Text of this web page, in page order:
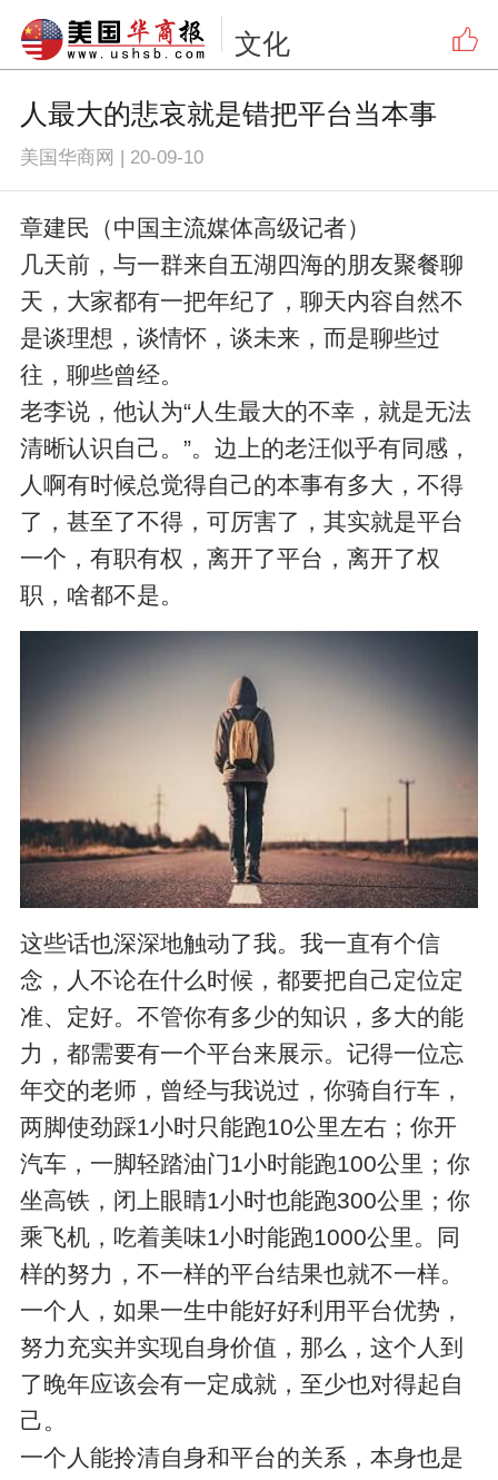
文化
人最大的悲哀就是错把平台当本事
美国华商网 | 20-09-10
章建民（中国主流媒体高级记者）
几天前，与一群来自五湖四海的朋友聚餐聊
天，大家都有一把年纪了，聊天内容自然不
是谈理想，谈情怀，谈未来，而是聊些过
往，聊些曾经。
老李说，他认为“人生最大的不幸，就是无法
清晰认识自己。”。边上的老汪似乎有同感，
人啊有时候总觉得自己的本事有多大，不得
了，甚至了不得，可厉害了，其实就是平台
一个，有职有权，离开了平台，离开了权
职，啥都不是。
这些话也深深地触动了我。我一直有个信
念，人不论在什么时候，都要把自己定位定
准、定好。不管你有多少的知识，多大的能
力，都需要有一个平台来展示。记得一位忘
年交的老师，曾经与我说过，你骑自行车，
两脚使劲踩1小时只能跑10公里左右；你开
汽车，一脚轻踏油门1小时能跑100公里；你
坐高铁，闭上眼睛1小时也能跑300公里；你
乘飞机，吃着美味1小时能跑1000公里。同
样的努力，不一样的平台结果也就不一样。
一个人，如果一生中能好好利用平台优势，
努力充实并实现自身价值，那么，这个人到
了晚年应该会有一定成就，至少也对得起自
己。
一个人能拎清自身和平台的关系，本身也是